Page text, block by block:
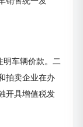
车辆价款。二
拍卖企业在办
开具增值税发